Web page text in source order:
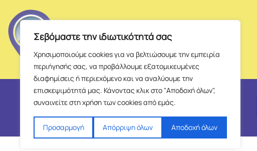
Σεβόμαστε την ιδιωτικότητά σας
Χρησιμοποιούμε cookies για να βελτιώσουμε την εμπειρία
περιήγησής σας, να προβάλλουμε εξατομικευμένες
διαφημίσεις ή περιεχόμενο και να αναλύουμε την
επισκεψιμότητά μας. Κάνοντας κλικ στο "Αποδοχή όλων",
συναινείτε στη χρήση των cookies από εμάς.
Προσαρμογή Απόρριψη όλων Αποδοχή όλων